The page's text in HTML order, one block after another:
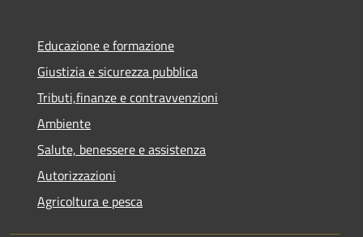
Educazione e formazione
Giustizia e sicurezza pubblica
Tributi,finanze e contravvenzioni
Ambiente
Salute, benessere e assistenza
Autorizzazioni
Agricoltura e pesca